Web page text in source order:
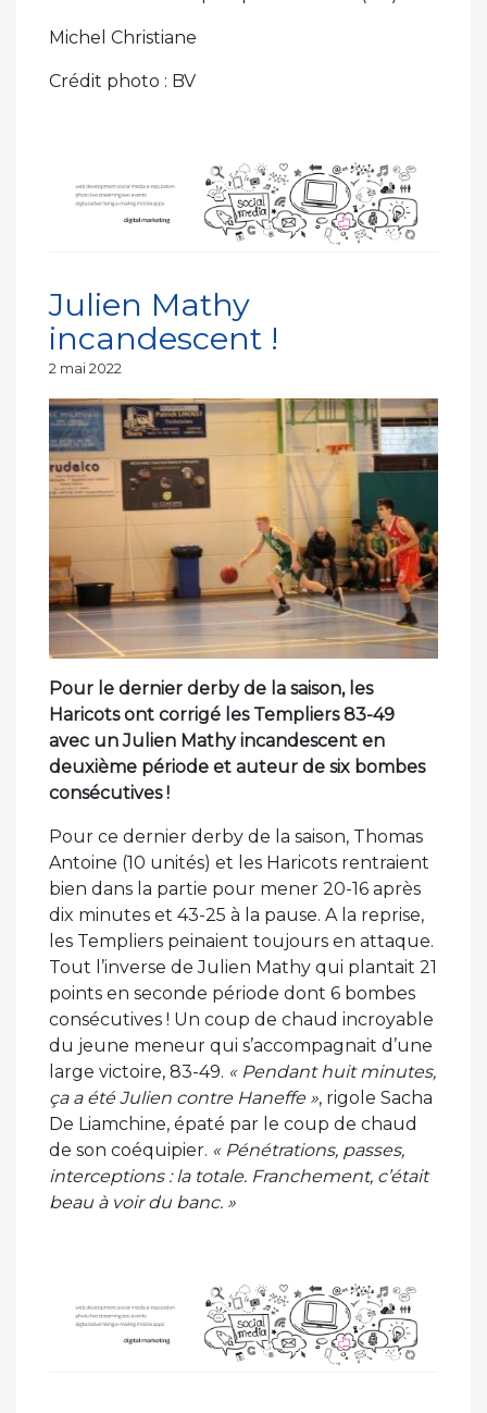
Michel Christiane
Crédit photo : BV
Julien Mathy
incandescent !
Publié
2 mai 2022
Pour le dernier derby de la saison, les
Haricots ont corrigé les Templiers 83-49
avec un Julien Mathy incandescent en
deuxième période et auteur de six bombes
consécutives !
Pour ce dernier derby de la saison, Thomas
Antoine (10 unités) et les Haricots rentraient
bien dans la partie pour mener 20-16 après
dix minutes et 43-25 à la pause. A la reprise,
les Templiers peinaient toujours en attaque.
Tout l’inverse de Julien Mathy qui plantait 21
points en seconde période dont 6 bombes
consécutives ! Un coup de chaud incroyable
du jeune meneur qui s’accompagnait d’une
large victoire, 83-49. « Pendant huit minutes,
ça a été Julien contre Haneffe », rigole Sacha
De Liamchine, épaté par le coup de chaud
de son coéquipier. « Pénétrations, passes,
interceptions : la totale. Franchement, c’était
beau à voir du banc. »